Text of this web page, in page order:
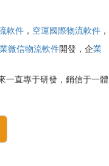
軟件 ， 空運國際物流軟件 ，
微信物流軟件開發，企業
一直專于研發，銷信于一體